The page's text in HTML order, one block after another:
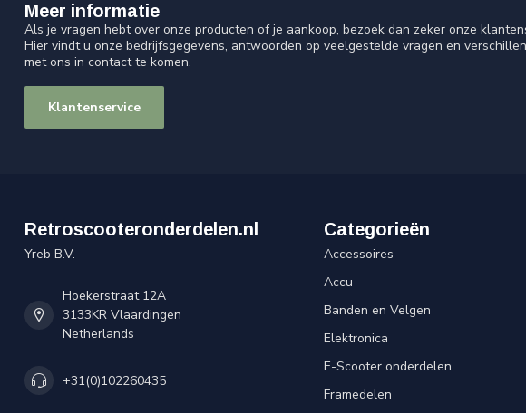
Meer informatie
Als je vragen hebt over onze producten of je aankoop, bezoek dan zeker onze
Hier vindt u onze bedrijfsgegevens, antwoorden op veelgestelde vragen en
met ons in contact te komen.
Klantenservice
Retroscooteronderdelen.nl
Yreb B.V.
Hoekerstraat 12A
3133KR Vlaardingen
Netherlands
+31(0)102260435
Categorieën
Accessoires
Accu
Banden en Velgen
Elektronica
E-Scooter onderdelen
Framedelen